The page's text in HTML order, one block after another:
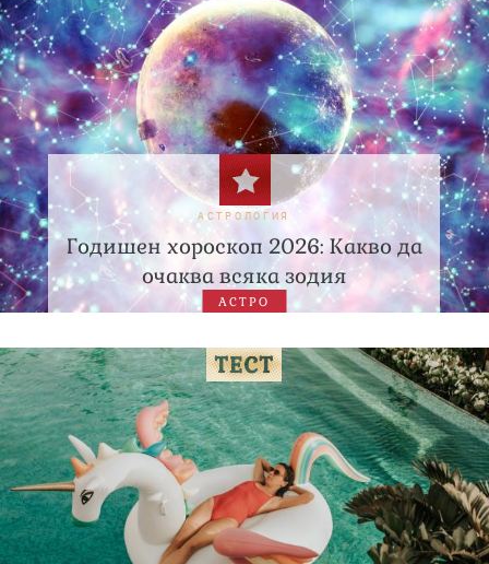
АСТРОЛОГИЯ
Годишен хороскоп 2026: Какво да
очаква всяка зодия
АСТРО